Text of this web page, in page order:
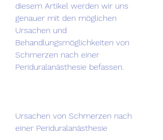
diesem Artikel werden wir uns
genauer mit den möglichen
Ursachen und
Behandlungsmöglichkeiten von
Schmerzen nach einer
Periduralanästhesie befassen.
Ursachen von Schmerzen nach
einer Periduralanästhesie